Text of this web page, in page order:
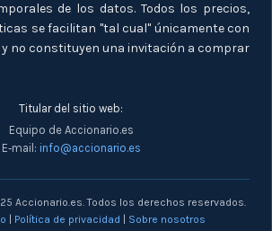
de los datos. Todos los precios,
se facilitan "tal cual" únicamente con
no constituyen una invitación a comprar
Titular del sitio web:
Equipo de Accionario.es
E‑mail: info@accionario.es
Accionario.es. Todos los derechos reservados.
Política de privacidad Sobre nosotros